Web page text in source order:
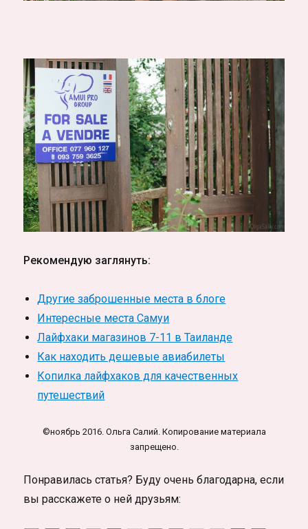
Рекомендую заглянуть:
Другие заброшенные места в блоге
Интересные места Самуи
Лайфхаки магазинов 7-11 в Таиланде
Как находить дешевые авиабилеты
Копилка лайфхаков для качественных
путешествий
©ноябрь 2016. Ольга Салий. Копирование материала
запрещено.
Понравилась статья? Буду очень благодарна, если
вы расскажете о ней друзьям: